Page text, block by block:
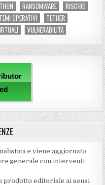
RANSOMWARE
RISCHIO
OPERATIVI
TETHER
VULNERABILITÀ
e viene aggiornato
generale con interventi
prodotto editoriale ai sensi